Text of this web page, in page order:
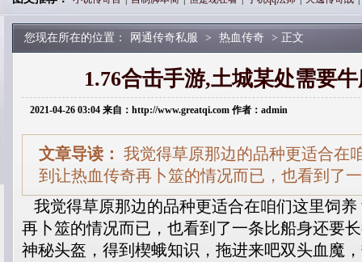
您现在所在的位置： 网通传奇私服 > 热血传奇 > 正文
1.76合击手游,土城某处需要
2021-04-26 03:04 来自：http://www.greatqi.com 作者：admin
文章导读： 我觉得草原那边的品种更适合在
到让热血传奇再卜筮的情况而已，也看到了
我觉得草原那边的品种更适合在咱们这里饲
再卜筮的情况而已，也看到了一条比船身还要
神秘头盔，得到楔蛾知识，拖进来吧双头血魔